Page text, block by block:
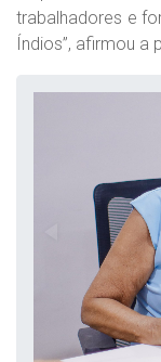
trabalhadores e
Índios”, afirmou a